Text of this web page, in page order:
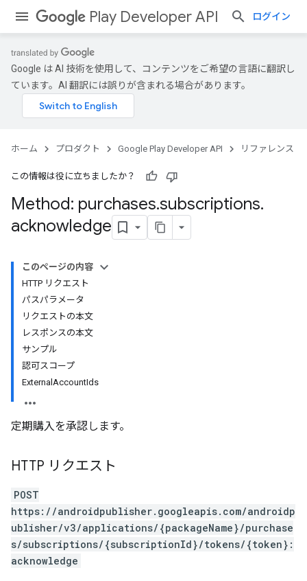
Play Developer API ログイン
Google は AI 技術を使用して、コンテンツをご希望の言語に翻訳し
ています。AI 翻訳には誤りが含まれる場合があります。
ホーム プロダクト Google Play Developer API リファレンス
この情報は役に立ちましたか？
Method: purchases.subscriptions.
acknowledge
このページの内容
HTTP リクエスト
パスパラメータ
リクエストの本文
レスポンスの本文
サンプル
認可スコープ
ExternalAccountIds
定期購入を承認します。
HTTP リクエスト
POST
https://androidpublisher.googleapis.com/androidp
ublisher/v3/applications/{packageName}/purchase
s/subscriptions/{subscriptionId}/tokens/{token}:
acknowledge